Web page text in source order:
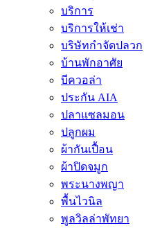
บริการ
บริการให้เช่า
บริษัทกำจัดปลวก
บ้านพักอาศัย
บีควอล่า
ประกัน AIA
ปลาแซลมอน
ปลูกผม
ผ้ากันเปื้อน
ผ้าปิดจมูก
พระนางพญา
พื้นไวนิล
พูลวิลล่าพัทยา